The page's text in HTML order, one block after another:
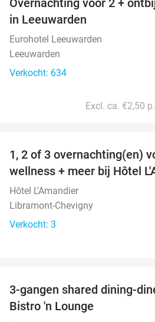
in Leeuwarden
Eurohotel Leeuwarden
Leeuwarden
Verkocht: 634
Excl. ca. €2,50
TODAY
1, 2 of 3 overnachting(en)
wellness + meer bij Hôtel
Hôtel L'Amandier
Libramont-Chevigny
Verkocht: 3
3-gangen shared dining-
Bistro 'n Lounge